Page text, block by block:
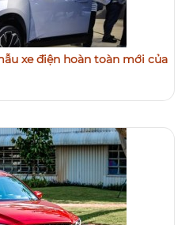
xe điện hoàn toàn mới của